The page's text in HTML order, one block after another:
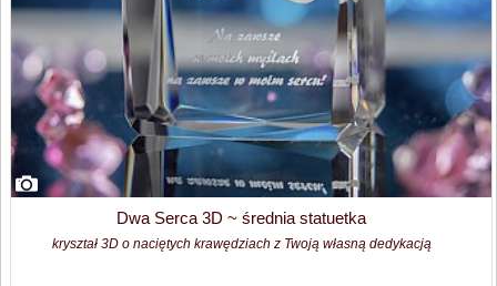
Dwa Serca 3D ~ średnia statuetka
kryształ 3D o naciętych krawędziach z Twoją własną dedykacją